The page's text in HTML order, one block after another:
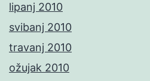
lipanj 2010
svibanj 2010
travanj 2010
ožujak 2010